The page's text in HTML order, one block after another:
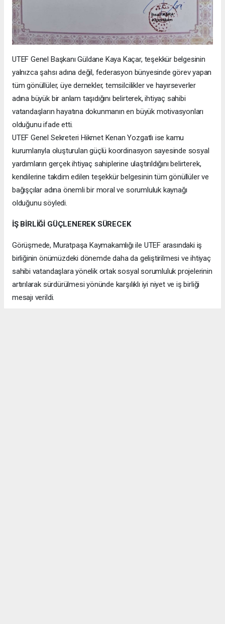
UTEF Genel Başkanı Güldane Kaya Kaçar, teşekkür belgesinin
yalnızca şahsı adına değil, federasyon bünyesinde görev yapan
tüm gönüllüler, üye dernekler, temsilcilikler ve hayırseverler
adına büyük bir anlam taşıdığını belirterek, ihtiyaç sahibi
vatandaşların hayatına dokunmanın en büyük motivasyonları
olduğunu ifade etti.
UTEF Genel Sekreteri Hikmet Kenan Yozgatlı ise kamu
kurumlarıyla oluşturulan güçlü koordinasyon sayesinde sosyal
yardımların gerçek ihtiyaç sahiplerine ulaştırıldığını belirterek,
kendilerine takdim edilen teşekkür belgesinin tüm gönüllüler ve
bağışçılar adına önemli bir moral ve sorumluluk kaynağı
olduğunu söyledi.
İŞ BİRLİĞİ GÜÇLENEREK SÜRECEK
Görüşmede, Muratpaşa Kaymakamlığı ile UTEF arasındaki iş
birliğinin önümüzdeki dönemde daha da geliştirilmesi ve ihtiyaç
sahibi vatandaşlara yönelik ortak sosyal sorumluluk projelerinin
artırılarak sürdürülmesi yönünde karşılıklı iyi niyet ve iş birliği
mesajı verildi.